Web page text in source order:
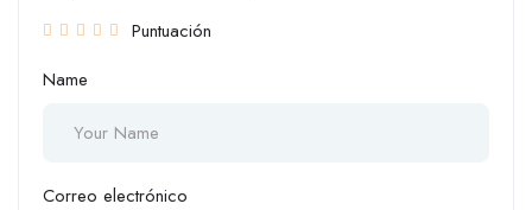
Puntuación
Name
Correo electrónico